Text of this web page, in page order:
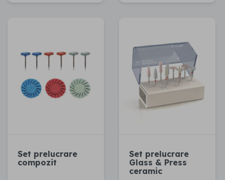
Set prelucrare
compozit
Set prelucrare
Glass & Press
ceramic